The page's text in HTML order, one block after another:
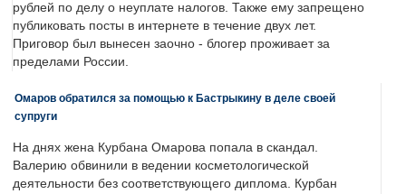
рублей по делу о неуплате налогов. Также ему запрещено
публиковать посты в интернете в течение двух лет.
Приговор был вынесен заочно - блогер проживает за
пределами России.
Омаров обратился за помощью к Бастрыкину в деле своей
супруги
На днях жена Курбана Омарова попала в скандал.
Валерию обвинили в ведении косметологической
деятельности без соответствующего диплома. Курбан